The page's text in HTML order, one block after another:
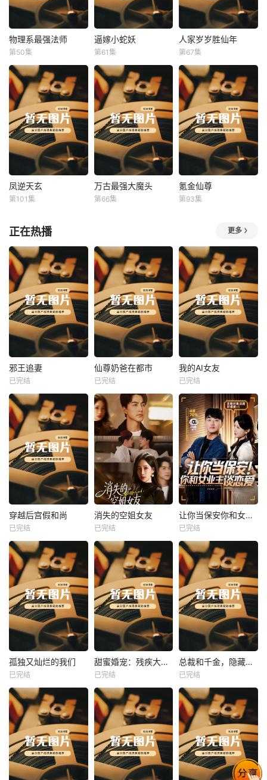
物理系最强法师
物理系最强法师
第50集
逼嫁小蛇妖
逼嫁小蛇妖
第61集
人家岁岁胜仙年
人家岁岁胜仙年
第67集
凤逆天玄
凤逆天玄
第101集
万古最强大魔头
万古最强大魔头
第66集
氪金仙尊
氪金仙尊
第93集
正在热播 更多
热播
邪王追妻
未知
邪王追妻
已完结
热播
未知
仙尊奶爸在都市
已完结
热播
我的AI女友
未知
我的AI女友
已完结
热播
未知
穿越后宫假和尚
已完结
热播
未知
消失的空姐女友
已完结
热播
未知
让你当保安你和女业主谈恋爱
已完结
热播
未知
孤独又灿烂的我们
已完结
热播
未知
甜蜜婚宠：残疾大佬夜夜撩
已完结
热播
未知
总裁和千金，隐藏身份闪婚了
已完结